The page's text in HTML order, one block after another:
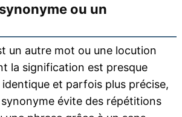
ou un
un autre mot ou une locution
la signification est presque
et parfois plus précise,
évite des répétitions